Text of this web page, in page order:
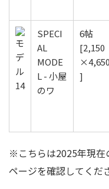
SPECI
AL
MODE
L - 小屋
のワ
6帖
[2,150
×4,650
]
※こちらは2025年現在
ページを確認してくだ